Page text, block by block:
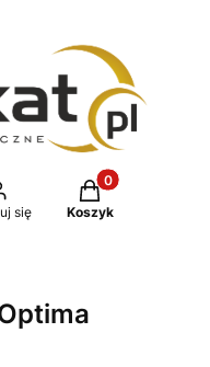
się
Produkty w
Koszyk